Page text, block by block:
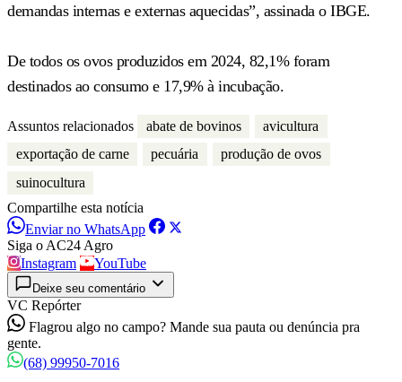
demandas internas e externas aquecidas”, assinada o IBGE.
De todos os ovos produzidos em 2024, 82,1% foram
destinados ao consumo e 17,9% à incubação.
Assuntos relacionados abate de bovinos
avicultura
exportação de carne
pecuária
produção de ovos
suinocultura
Compartilhe esta notícia
Enviar no WhatsApp
Siga o AC24 Agro
Instagram
YouTube
Deixe seu comentário
VC Repórter
Flagrou algo no campo? Mande sua pauta ou denúncia pra
gente.
(68) 99950-7016